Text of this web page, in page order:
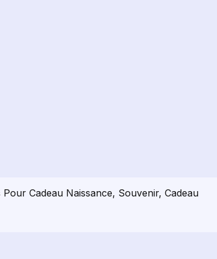
Cadeau Naissance, Souvenir, Cadeau